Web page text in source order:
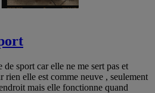
de sport car elle ne me sert pas et
rien elle est comme neuve , seulement
mais elle fonctionne quand